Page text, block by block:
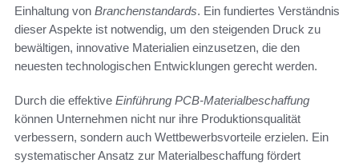
Einhaltung von Branchenstandards. Ein fundiertes Verständnis
dieser Aspekte ist notwendig, um den steigenden Druck zu
bewältigen, innovative Materialien einzusetzen, die den
neuesten technologischen Entwicklungen gerecht werden.
Durch die effektive Einführung PCB-Materialbeschaffung
können Unternehmen nicht nur ihre Produktionsqualität
verbessern, sondern auch Wettbewerbsvorteile erzielen. Ein
systematischer Ansatz zur Materialbeschaffung fördert